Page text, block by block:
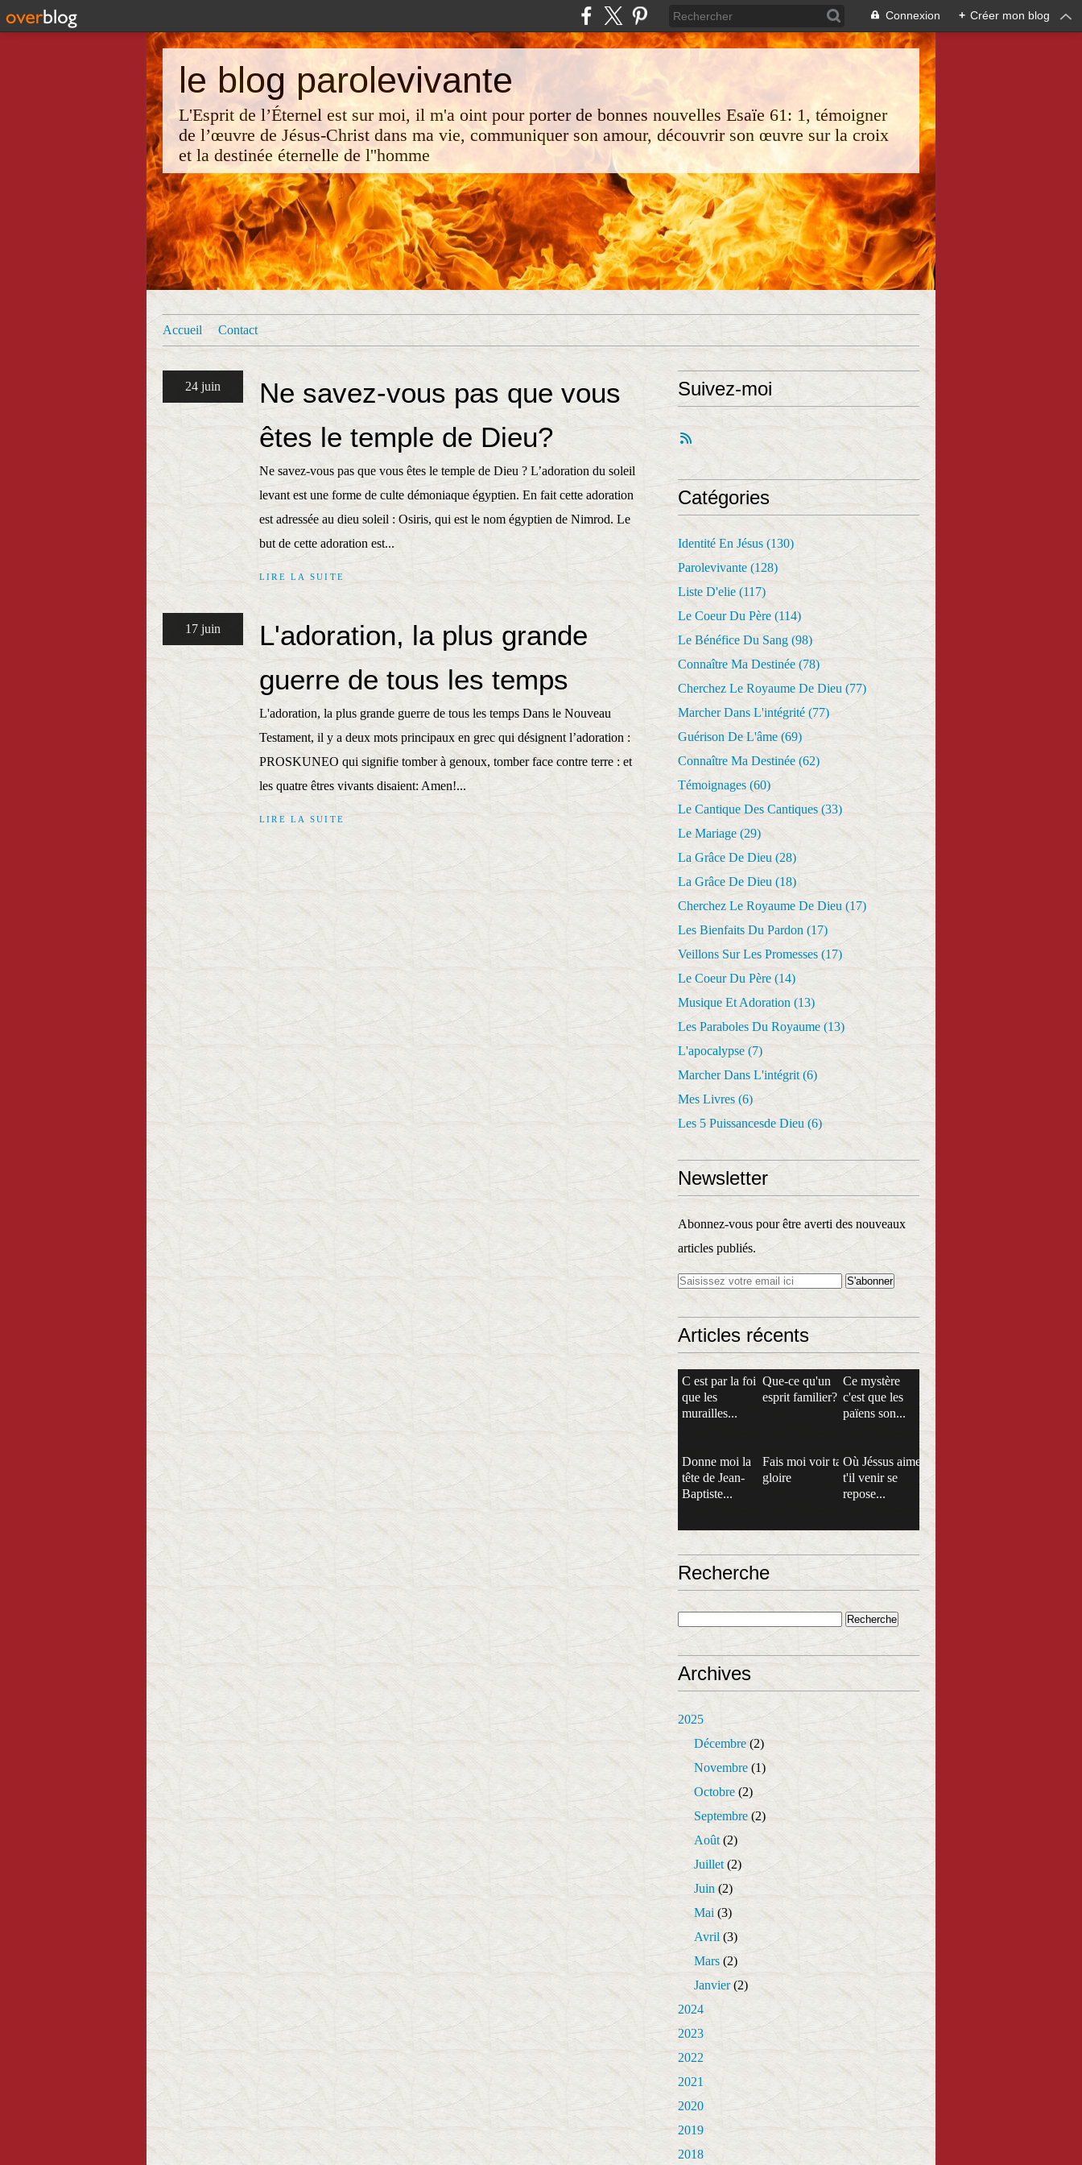
Connexion + Créer mon blog
le blog parolevivante
L'Esprit de l’Éternel est sur moi, il m'a oint pour porter de bonnes nouvelles Esaïe 61: 1, témoigner
de l’œuvre de Jésus-Christ dans ma vie, communiquer son amour, découvrir son œuvre sur la croix
et la destinée éternelle de l''homme
Accueil Contact
24 juin
Ne savez-vous pas que vous
êtes le temple de Dieu?
Ne savez-vous pas que vous êtes le temple de Dieu ? L’adoration du soleil
levant est une forme de culte démoniaque égyptien. En fait cette adoration
est adressée au dieu soleil : Osiris, qui est le nom égyptien de Nimrod. Le
but de cette adoration est...
LIRE LA SUITE
17 juin
L'adoration, la plus grande
guerre de tous les temps
L'adoration, la plus grande guerre de tous les temps Dans le Nouveau
Testament, il y a deux mots principaux en grec qui désignent l’adoration :
PROSKUNEO qui signifie tomber à genoux, tomber face contre terre : et
les quatre êtres vivants disaient: Amen!...
LIRE LA SUITE
Suivez-moi
Catégories
Identité En Jésus (130)
Parolevivante (128)
Liste D'elie (117)
Le Coeur Du Père (114)
Le Bénéfice Du Sang (98)
Connaître Ma Destinée (78)
Cherchez Le Royaume De Dieu (77)
Marcher Dans L'intégrité (77)
Guérison De L'âme (69)
Connaître Ma Destinée (62)
Témoignages (60)
Le Cantique Des Cantiques (33)
Le Mariage (29)
La Grâce De Dieu (28)
La Grâce De Dieu (18)
Cherchez Le Royaume De Dieu (17)
Les Bienfaits Du Pardon (17)
Veillons Sur Les Promesses (17)
Le Coeur Du Père (14)
Musique Et Adoration (13)
Les Paraboles Du Royaume (13)
L'apocalypse (7)
Marcher Dans L'intégrit (6)
Mes Livres (6)
Les 5 Puissancesde Dieu (6)
Newsletter
Abonnez-vous pour être averti des nouveaux
articles publiés.
Articles récents
C est par la foi
que les
murailles...
Que-ce qu'un
esprit familier?
Ce mystère
c'est que les
païens son...
Donne moi la
tête de Jean-
Baptiste...
Fais moi voir ta
gloire
Où Jéssus aime
t'il venir se
repose...
Recherche
Archives
2025
Décembre (2)
Novembre (1)
Octobre (2)
Septembre (2)
Août (2)
Juillet (2)
Juin (2)
Mai (3)
Avril (3)
Mars (2)
Janvier(2)
2024
2023
2022
2021
2020
2019
2018